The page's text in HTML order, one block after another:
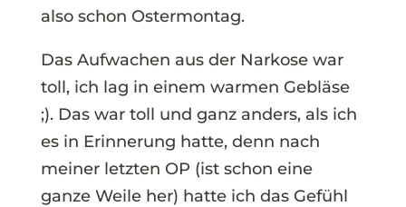
also schon Ostermontag.
Das Aufwachen aus der Narkose war
toll, ich lag in einem warmen Gebläse
;). Das war toll und ganz anders, als ich
es in Erinnerung hatte, denn nach
meiner letzten OP (ist schon eine
ganze Weile her) hatte ich das Gefühl